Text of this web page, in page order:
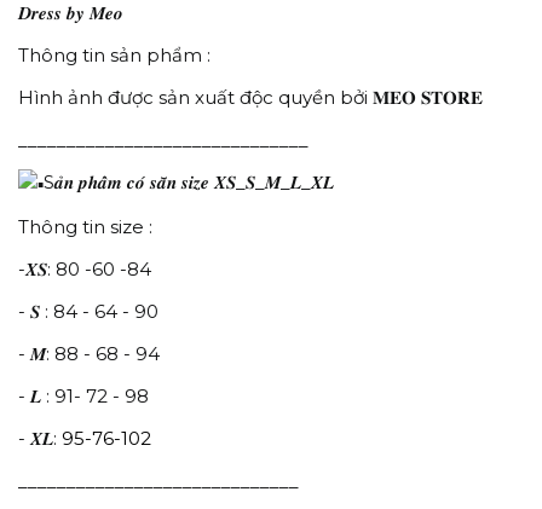
𝑫𝒓𝒆𝒔𝒔 𝒃𝒚 𝑴𝒆𝒐
Thông tin sản phẩm :
Hình ảnh được sản xuất độc quyền bởi 𝐌𝐄𝐎 𝐒𝐓𝐎𝐑𝐄
S𝒂̉𝒏 𝒑𝒉𝒂̂̉𝒎 𝒄𝒐́ 𝒔𝒂̆̃𝒏 𝒔𝒊𝒛𝒆 𝑿𝑺_𝑺_𝑴_𝑳_𝑿𝑳
Thông tin size :
-𝑿𝑺: 80 -60 -84
- 𝑺 : 84 - 64 - 90
- 𝑴: 88 - 68 - 94
- 𝑳 : 91- 72 - 98
- 𝑿𝑳: 95-76-102